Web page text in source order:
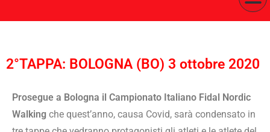
2°TAPPA: BOLOGNA (BO) 3 ottobre 2020
Prosegue a Bologna il Campionato Italiano Fidal Nordic
Walking che quest’anno, causa Covid, sarà condensato in